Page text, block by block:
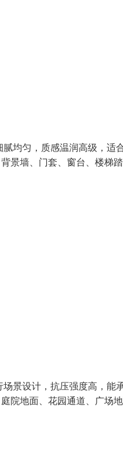
均匀，质感温润高级，适
景墙、门套、窗台、楼梯
景设计，抗压强度高，能
院地面、花园通道、广场